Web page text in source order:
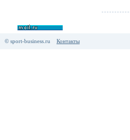
© sport-business.ru Контакты